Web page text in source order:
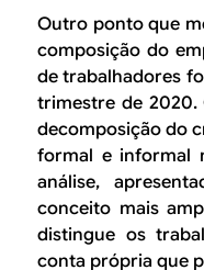
Outro ponto que
composição do
de trabalhadores
trimestre de 2020.
decomposição do
formal e informal
análise,
conceito mais
distingue os
conta própria que